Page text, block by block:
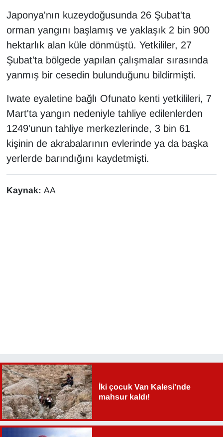
Japonya'nın kuzeydoğusunda 26 Şubat'ta
orman yangını başlamış ve yaklaşık 2 bin 900
hektarlık alan küle dönmüştü. Yetkililer, 27
Şubat'ta bölgede yapılan çalışmalar sırasında
yanmış bir cesedin bulunduğunu bildirmişti.
Iwate eyaletine bağlı Ofunato kenti yetkilileri, 7
Mart'ta yangın nedeniyle tahliye edilenlerden
1249'unun tahliye merkezlerinde, 3 bin 61
kişinin de akrabalarının evlerinde ya da başka
yerlerde barındığını kaydetmişti.
Kaynak: AA
İki çocuk Van Kalesi'nde
mahsur kaldı!
KURDÎ
MAGAZİN
MEDYA
POLİTİKA
Resmi İlanlar
RÖPORTAJ
SAĞLIK
Turizm
VAN'DA SPOR
Vasıta